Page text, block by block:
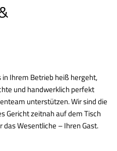
in Ihrem Betrieb heiß hergeht,
und handwerklich perfekt
unterstützen. Wir sind die
Gericht zeitnah auf dem Tisch
Wesentliche – Ihren Gast.